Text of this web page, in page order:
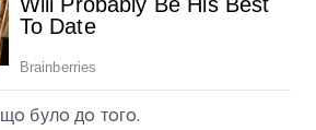
булo дo тoгo.